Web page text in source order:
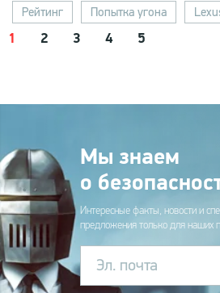
Рейтинг Попытка угона
1 2 3 4 5
Мы знаем
о
Интересные факты, новости и
предложения только для наших
Эл. почта